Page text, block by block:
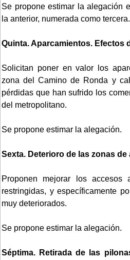
Se propone estimar la alegación
la anterior, numerada como tercera.
Quinta. Aparcamientos. Efectos
Solicitan poner en valor los
zona del Camino de Ronda y
pérdidas que han sufrido los
del metropolitano.
Se propone estimar la alegación.
Sexta. Deterioro de las zonas
Proponen mejorar los
restringidas, y específicamente
muy deteriorados.
Se propone estimar la alegación.
Séptima. Retirada de las